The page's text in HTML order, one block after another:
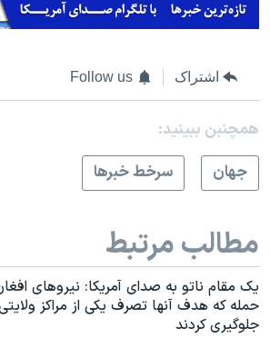
اشتراک Follow us
همچنبن ببینید:
جهان
سرخط خبرها
مطالب مرتبط
حمله که هدف آنها تصرف یکی از مراکز
جلوگیری کردند